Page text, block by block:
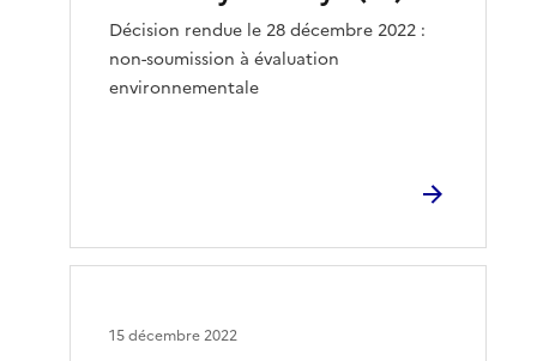
Décision rendue le 28 décembre 2022 :
non-soumission à évaluation
environnementale
15 décembre 2022